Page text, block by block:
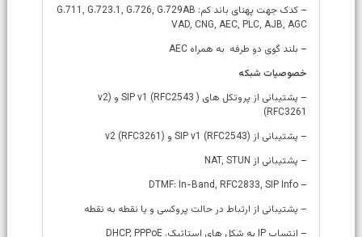
– کدک جهت پهنای باند کم: G.711, G.723.1, G.726, G.729AB
VAD, CNG, AEC, PLC, AJB, AGC
– بلند گوی دو طرفه به همراه AEC
خصوصیات شبکه
– پشتیبانی از پروتکل های ( SIP v1 (RFC2543 و (v2
(RFC3261
– پشتیبانی از (SIP v1 (RFC2543 و (v2 (RFC3261
– پشتیبانی از NAT, STUN
– DTMF: In-Band, RFC2833, SIP Info
– پشتیبانی از ارتباط در حالت پروکسی و یا نقطه به نقطه